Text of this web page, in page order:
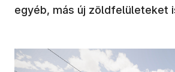
egyéb, más új zöldfelületeket